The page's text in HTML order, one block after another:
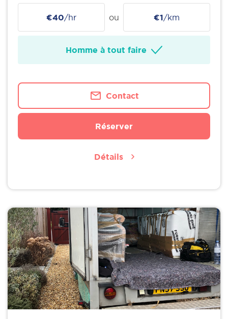
€40/hr ou €1/km
Homme à tout faire
Contact
Réserver
Détails